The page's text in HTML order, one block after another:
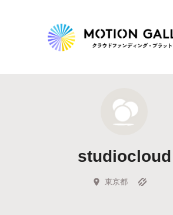
新着プロジェクト
Feature
キュレーターから探す
studiocloud
東京都